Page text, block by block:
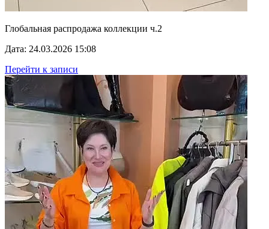
Глобальная распродажа коллекции ч.2
Дата: 24.03.2026 15:08
Перейти к записи